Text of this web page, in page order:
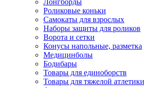
Лонгборды
Роликовые коньки
Самокаты для взрослых
Наборы защиты для роликов
Ворота и сетки
Конусы напольные, разметка
Медицинболы
Бодибары
Товары для единоборств
Товары для тяжелой атлетики